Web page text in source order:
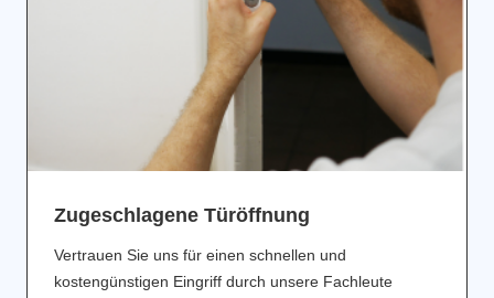
Zugeschlagene Türöffnung
Vertrauen Sie uns für einen schnellen und
kostengünstigen Eingriff durch unsere Fachleute